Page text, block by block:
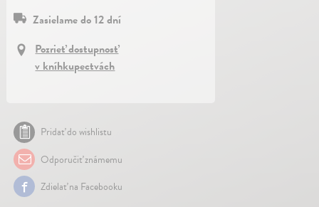
Zasielame do 12 dní
Pozrieť dostupnosť
v kníhkupectvách
Pridať do wishlistu
Odporučiť známemu
Zdielať na Facebooku